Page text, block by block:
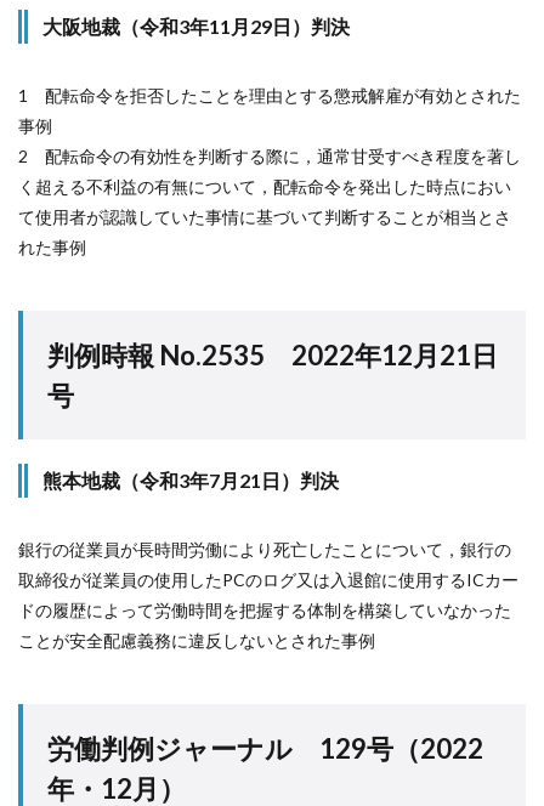
大阪地裁（令和3年11月29日）判決
1 配転命令を拒否したことを理由とする懲戒解雇が有効とされた
事例
2 配転命令の有効性を判断する際に，通常甘受すべき程度を著し
く超える不利益の有無について，配転命令を発出した時点におい
て使用者が認識していた事情に基づいて判断することが相当とさ
れた事例
判例時報 No.2535 2022年12月21日
号
熊本地裁（令和3年7月21日）判決
銀行の従業員が長時間労働により死亡したことについて，銀行の
取締役が従業員の使用したPCのログ又は入退館に使用するICカー
ドの履歴によって労働時間を把握する体制を構築していなかった
ことが安全配慮義務に違反しないとされた事例
労働判例ジャーナル 129号（2022
年・12月）